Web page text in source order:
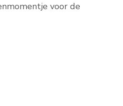
voor de